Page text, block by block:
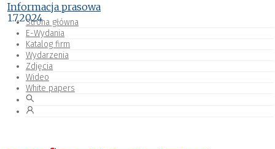
Strona główna
E-Wydania
Katalog firm
Wydarzenia
Zdjęcia
Wideo
White papers
Informacja prasowa
1.7.2024